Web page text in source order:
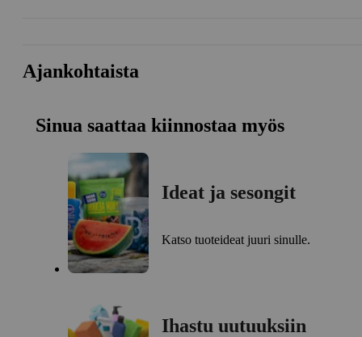
Ajankohtaista
Sinua saattaa kiinnostaa myös
Ideat ja sesongit
Katso tuoteideat juuri sinulle.
Ihastu uutuuksiin